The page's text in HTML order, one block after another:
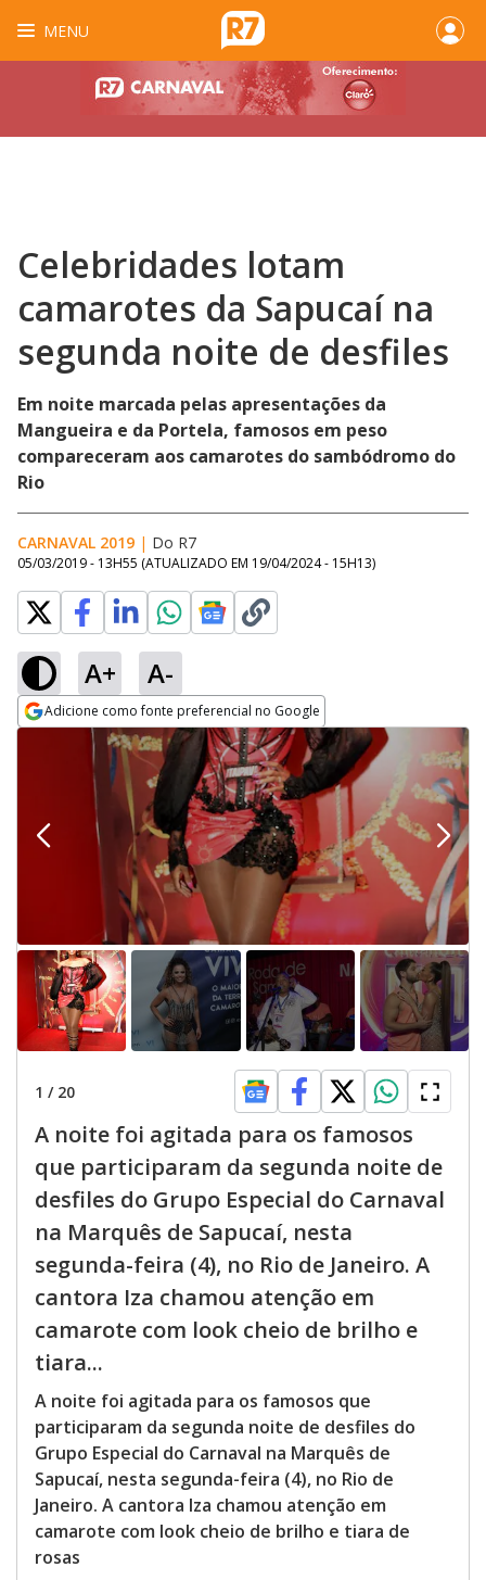
MENU
Celebridades lotam
camarotes da Sapucaí na
segunda noite de desfiles
Em noite marcada pelas apresentações da
Mangueira e da Portela, famosos em peso
compareceram aos camarotes do sambódromo do
Rio
CARNAVAL 2019 | Do R7
05/03/2019 - 13H55 (ATUALIZADO EM 19/04/2024 - 15H13)
A+ A-
Adicione como fonte preferencial no Google
Opens in new window
1 / 20
A noite foi agitada para os famosos
que participaram da segunda noite de
desfiles do Grupo Especial do Carnaval
na Marquês de Sapucaí, nesta
segunda-feira (4), no Rio de Janeiro. A
cantora Iza chamou atenção em
camarote com look cheio de brilho e
tiara...
A noite foi agitada para os famosos que
participaram da segunda noite de desfiles do
Grupo Especial do Carnaval na Marquês de
Sapucaí, nesta segunda-feira (4), no Rio de
Janeiro. A cantora Iza chamou atenção em
camarote com look cheio de brilho e tiara de
rosas